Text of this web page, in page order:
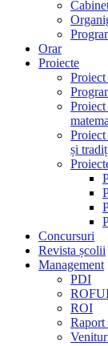
Orar
Proiecte
și
Concursuri
Revista școlii
Management
PDI
ROI
Raport